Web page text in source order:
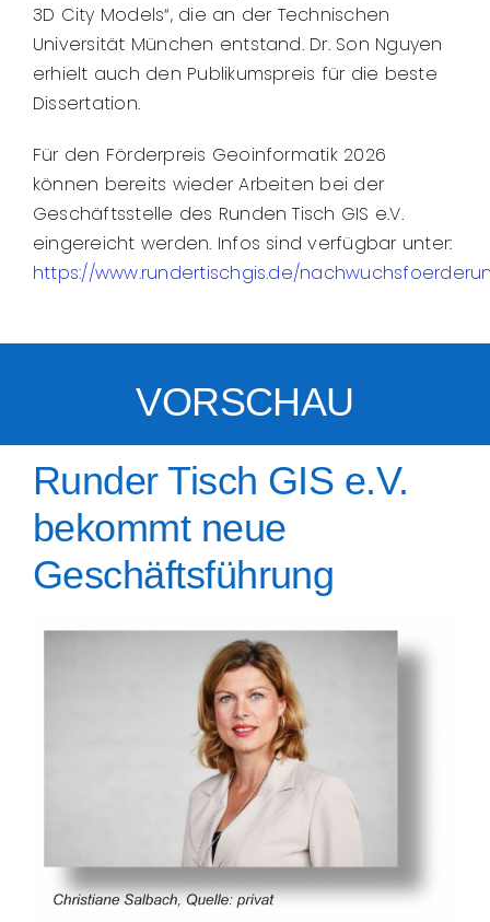
3D City Models“, die an der Technischen
Universität München entstand. Dr. Son Nguyen
erhielt auch den Publikumspreis für die beste
Dissertation.
Für den Förderpreis Geoinformatik 2026
können bereits wieder Arbeiten bei der
Geschäftsstelle des Runden Tisch GIS e.V.
eingereicht werden. Infos sind verfügbar unter:
https://www.rundertischgis.de/
VORSCHAU
Runder Tisch GIS e.V.
bekommt neue
Geschäftsführung